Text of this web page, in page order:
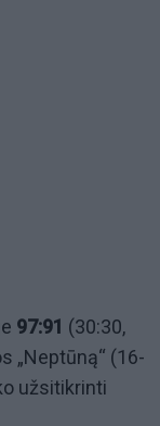
97:91 (30:30,
„Neptūną“ (16-
užsitikrinti